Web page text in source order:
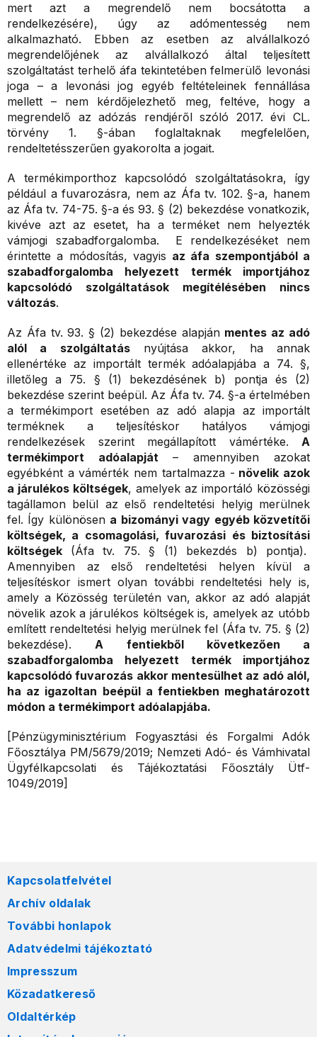
mert azt a megrendelő nem bocsátotta a
rendelkezésére), úgy az adómentesség nem
alkalmazható. Ebben az esetben az alvállalkozó
megrendelőjének az alvállalkozó által teljesített
szolgáltatást terhelő áfa tekintetében felmerülő levonási
joga – a levonási jog egyéb feltételeinek fennállása
mellett – nem kérdőjelezhető meg, feltéve, hogy a
megrendelő az adózás rendjéről szóló 2017. évi CL.
törvény 1. §-ában foglaltaknak megfelelően,
rendeltetésszerűen gyakorolta a jogait.
A termékimporthoz kapcsolódó szolgáltatásokra, így
például a fuvarozásra, nem az Áfa tv. 102. §-a, hanem
az Áfa tv. 74-75. §-a és 93. § (2) bekezdése vonatkozik,
kivéve azt az esetet, ha a terméket nem helyezték
vámjogi szabadforgalomba. E rendelkezéséket nem
érintette a módosítás, vagyis az áfa szempontjából a
szabadforgalomba helyezett termék importjához
kapcsolódó szolgáltatások megítélésében nincs
változás.
Az Áfa tv. 93. § (2) bekezdése alapján mentes az adó
alól a szolgáltatásnyújtása akkor, ha annak
ellenértéke az importált termék adóalapjába a 74. §,
illetőleg a 75. § (1) bekezdésének b) pontja és (2)
bekezdése szerint beépül. Az Áfa tv. 74. §-a értelmében
a termékimport esetében az adó alapja az importált
terméknek a teljesítéskor hatályos vámjogi
rendelkezések szerint megállapított vámértéke. A
termékimport adóalapját – amennyiben azokat
egyébként a vámérték nem tartalmazza - növelik azok
a járulékos költségek, amelyek az importáló közösségi
tagállamon belül az első rendeltetési helyig merülnek
fel. Így különösen a bizományi vagy egyéb közvetítői
költségek, a csomagolási, fuvarozási és biztosítási
költségek (Áfa tv. 75. § (1) bekezdés b) pontja).
Amennyiben az első rendeltetési helyen kívül a
teljesítéskor ismert olyan további rendeltetési hely is,
amely a Közösség területén van, akkor az adó alapját
növelik azok a járulékos költségek is, amelyek az utóbb
említett rendeltetési helyig merülnek fel (Áfa tv. 75. § (2)
bekezdése).A fentiekből következően a
szabadforgalomba helyezett termék importjához
kapcsolódó fuvarozás akkor mentesülhet az adó alól,
ha az igazoltan beépül a fentiekben meghatározott
módon a termékimport adóalapjába.
[Pénzügyminisztérium Fogyasztási és Forgalmi Adók
Főosztálya PM/5679/2019; Nemzeti Adó- és Vámhivatal
Ügyfélkapcsolati és Tájékoztatási Főosztály Ütf-
1049/2019]
Kapcsolatfelvétel
Archív oldalak
További honlapok
Adatvédelmi tájékoztató
Impresszum
Közadatkereső
Oldaltérkép